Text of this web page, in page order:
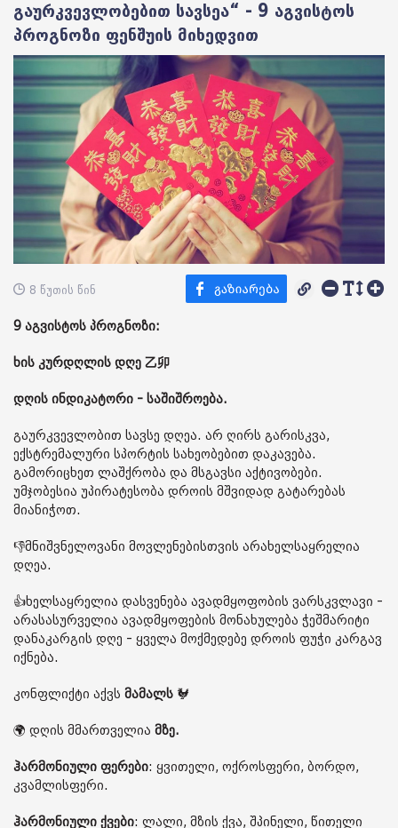
გაურკვევლობებით სავსეა“ - 9 აგვისტოს
პროგნოზი ფენშუის მიხედვით
8 წუთის წინ
9 აგვისტოს პროგნოზი:
ხის კურდღლის დღე 乙卯
დღის ინდიკატორი - საშიშროება.
გაურკვევლობით სავსე დღეა. არ ღირს გარისკვა,
ექსტრემალური სპორტის სახეობებით დაკავება.
გამორიცხეთ ლაშქრობა და მსგავსი აქტივობები.
უმჯობესია უპირატესობა დროის მშვიდად გატარებას
მიანიჭოთ.
👎მნიშვნელოვანი მოვლენებისთვის არახელსაყრელია
დღეა.
👍ხელსაყრელია დასვენება ავადმყოფობის ვარსკვლავი -
არასასურველია ავადმყოფების მონახულება ჭეშმარიტი
დანაკარგის დღე - ყველა მოქმედებე დროის ფუჭი კარგავ
იქნება.
კონფლიქტი აქვს მამალს 🐓
🌍 დღის მმართველია მზე.
ჰარმონიული ფერები: ყვითელი, ოქროსფერი, ბორდო,
კვამლისფერი.
ჰარმონიული ქვები: ლალი, მზის ქვა, შპინელი, წითელი